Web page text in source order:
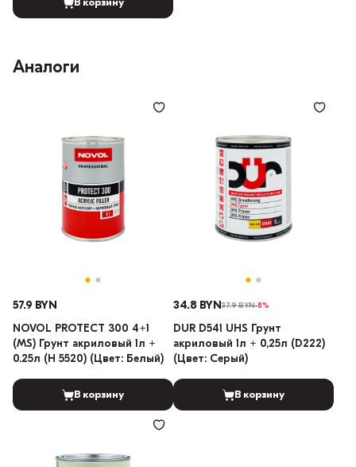
В корзину
Аналоги
57.9 BYN
NOVOL PROTECT 300 4+1
(MS) Грунт акриловый 1л +
0.25л (H 5520) (Цвет: Белый)
В корзину
34.8 BYN37.9 BYN-8%
DUR D541 UHS Грунт
акриловый 1л + 0,25л (D222)
(Цвет: Серый)
В корзину